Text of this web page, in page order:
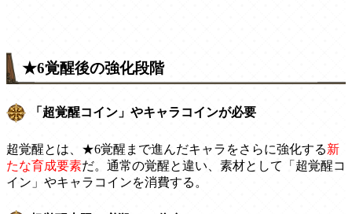
★6覚醒後の強化段階
「超覚醒コイン」やキャラコインが必要
超覚醒とは、★6覚醒まで進んだキャラをさらに強化する新
たな育成要素だ。通常の覚醒と違い、素材として「超覚醒コ
イン」やキャラコインを消費する。